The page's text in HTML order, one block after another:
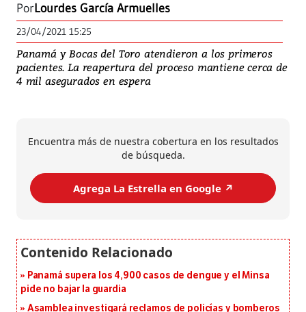
PorLourdes García Armuelles
23/04/2021 15:25
Panamá y Bocas del Toro atendieron a los primeros
pacientes. La reapertura del proceso mantiene cerca de
4 mil asegurados en espera
Encuentra más de nuestra cobertura en los resultados
de búsqueda.
Agrega La Estrella en Google ↗️
Panamá supera los 4,900 casos de dengue y el Minsa
pide no bajar la guardia
Asamblea investigará reclamos de policías y bomberos